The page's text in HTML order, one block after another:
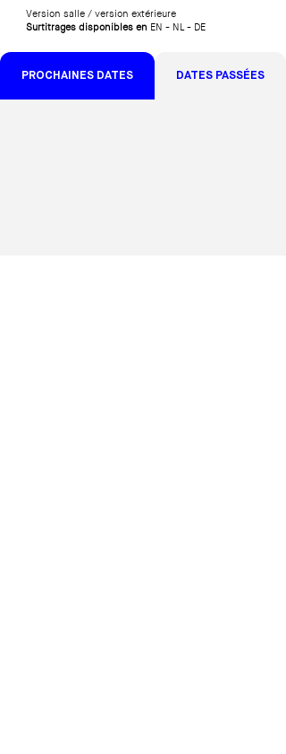
Version salle / version extérieure​
Surtitrages disponibles en EN - NL - DE
PROCHAINES DATES DATES PASSÉES